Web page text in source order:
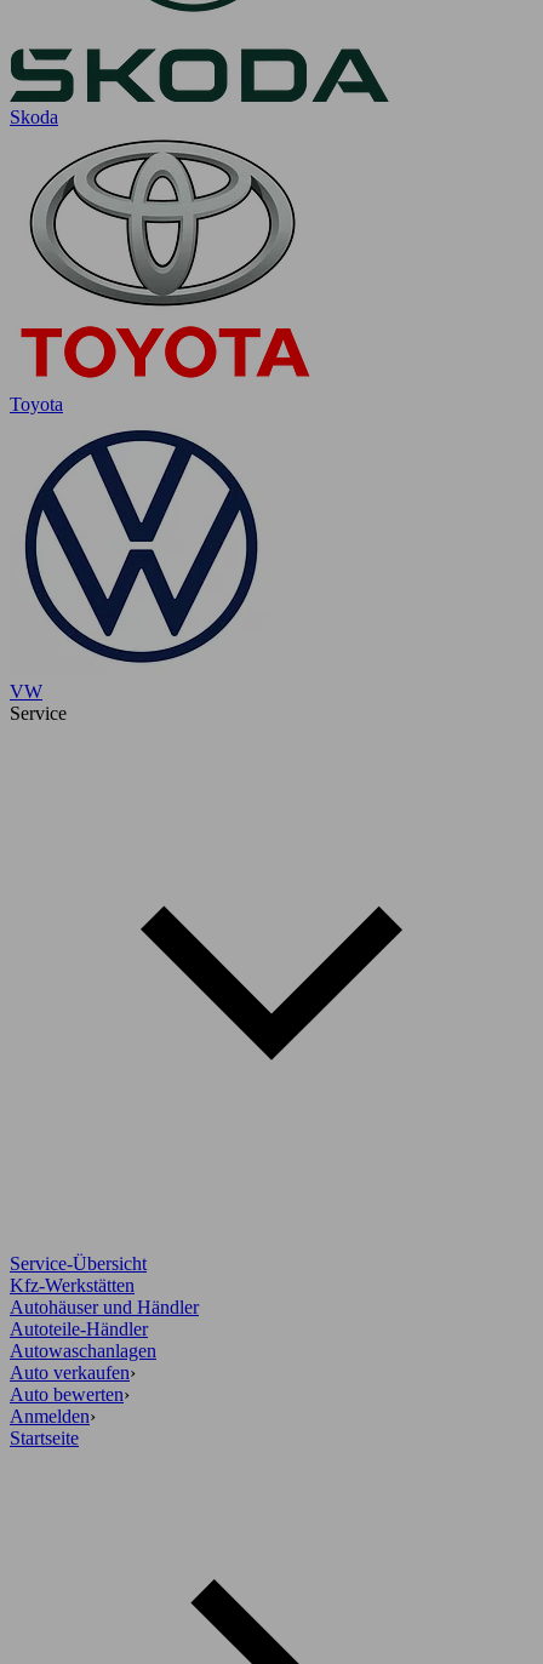
Skoda
Toyota
VW
Service
Service-Übersicht
Kfz-Werkstätten
Autohäuser und Händler
Autoteile-Händler
Autowaschanlagen
Auto verkaufen›
Auto bewerten›
Anmelden›
Startseite